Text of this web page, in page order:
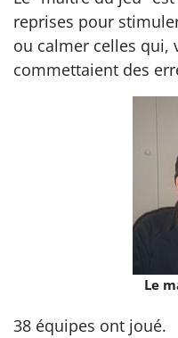
reprises pour
ou calmer celles qui,
commettaient des
Le
38 équipes ont joué.